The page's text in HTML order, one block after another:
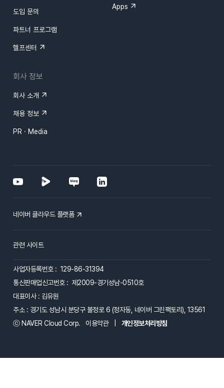
도입 문의
파트너 프로그램
헬프센터
회사 정보
회사 소개
채용 정보
PR · Media
Apps
사업자등록번호 : 129-86-31394
통신판매업신고번호 : 제2009-경기성남-0510호
대표이사 : 김유원
주소 : 경기도 성남시 분당구 불정로 6 (정자동, 네이버 그린팩토리), 13561
ⓒ NAVER Cloud Corp. 이용약관| 개인정보처리방침
네이버 클라우드 플랫폼
관련 사이트